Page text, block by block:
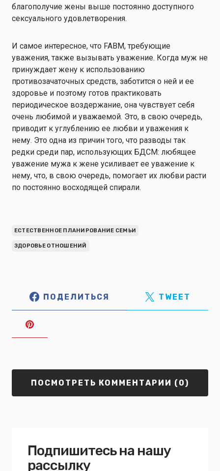
благополучие жены выше постоянно доступного
сексуального удовлетворения.
И самое интересное, что FABM, требующие
уважения, также вызывать уважение. Когда муж не
принуждает жену к использованию
противозачаточных средств, заботится о ней и ее
здоровье и поэтому готов практиковать
периодическое воздержание, она чувствует себя
очень любимой и уважаемой. Это, в свою очередь,
приводит к углублению ее любви и уважения к
нему. Это одна из причин того, что разводы так
редки среди пар, использующих БДСМ: любящее
уважение мужа к жене усиливает ее уважение к
нему, что, в свою очередь, помогает их любви расти
по постоянно восходящей спирали.
ЕСТЕСТВЕННОЕ ПЛАНИРОВАНИЕ СЕМЬИ
ЗДОРОВЬЕ ОТНОШЕНИЙ
ПОДЕЛИТЬСЯ TWEET
ПОСМОТРЕТЬ КОММЕНТАРИИ (0)
Подпишитесь на нашу
рассылку